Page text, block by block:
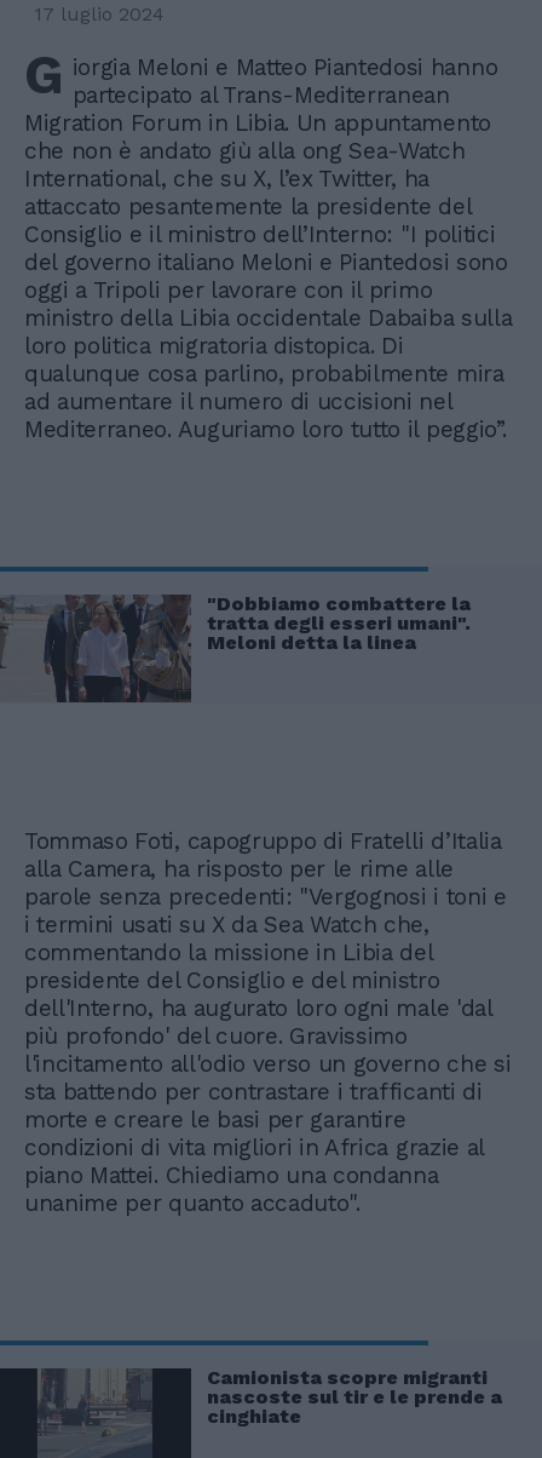
17 luglio 2024
G iorgia Meloni e Matteo Piantedosi hanno
partecipato al Trans-Mediterranean
Migration Forum in Libia. Un appuntamento
che non è andato giù alla ong Sea-Watch
International, che su X, l’ex Twitter, ha
attaccato pesantemente la presidente del
Consiglio e il ministro dell’Interno: "I politici
del governo italiano Meloni e Piantedosi sono
oggi a Tripoli per lavorare con il primo
ministro della Libia occidentale Dabaiba sulla
loro politica migratoria distopica. Di
qualunque cosa parlino, probabilmente mira
ad aumentare il numero di uccisioni nel
Mediterraneo. Auguriamo loro tutto il peggio”.
"Dobbiamo combattere la
tratta degli esseri umani".
Meloni detta la linea
Tommaso Foti, capogruppo di Fratelli d’Italia
alla Camera, ha risposto per le rime alle
parole senza precedenti: "Vergognosi i toni e
i termini usati su X da Sea Watch che,
commentando la missione in Libia del
presidente del Consiglio e del ministro
dell'Interno, ha augurato loro ogni male 'dal
più profondo' del cuore. Gravissimo
l'incitamento all'odio verso un governo che si
sta battendo per contrastare i trafficanti di
morte e creare le basi per garantire
condizioni di vita migliori in Africa grazie al
piano Mattei. Chiediamo una condanna
unanime per quanto accaduto".
Camionista scopre migranti
nascoste sul tir e le prende a
cinghiate